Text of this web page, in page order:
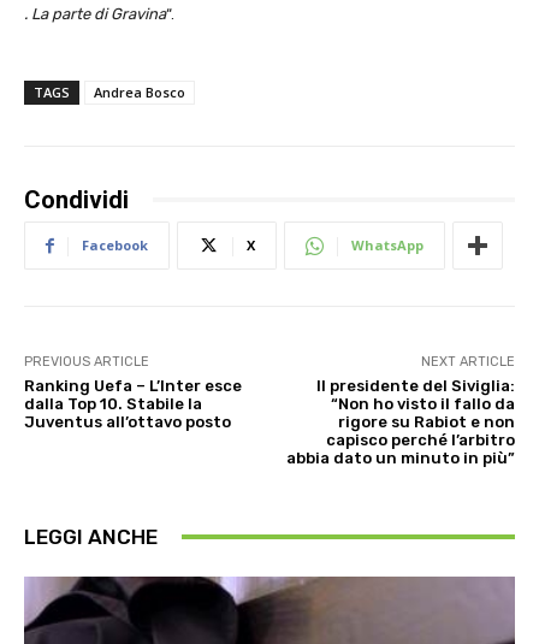
. La parte di Gravina“.
TAGS Andrea Bosco
Condividi
Facebook X WhatsApp
PREVIOUS ARTICLE
Ranking Uefa – L’Inter esce
dalla Top 10. Stabile la
Juventus all’ottavo posto
NEXT ARTICLE
Il presidente del Siviglia:
“Non ho visto il fallo da
rigore su Rabiot e non
capisco perché l’arbitro
abbia dato un minuto in più”
LEGGI ANCHE